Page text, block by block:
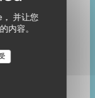
并让您
内容。
6 ans